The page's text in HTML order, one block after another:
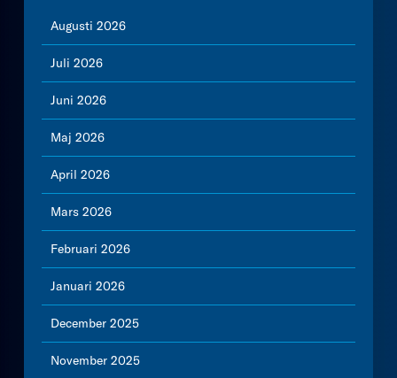
Augusti 2026
Juli 2026
Juni 2026
Maj 2026
April 2026
Mars 2026
Februari 2026
Januari 2026
December 2025
November 2025